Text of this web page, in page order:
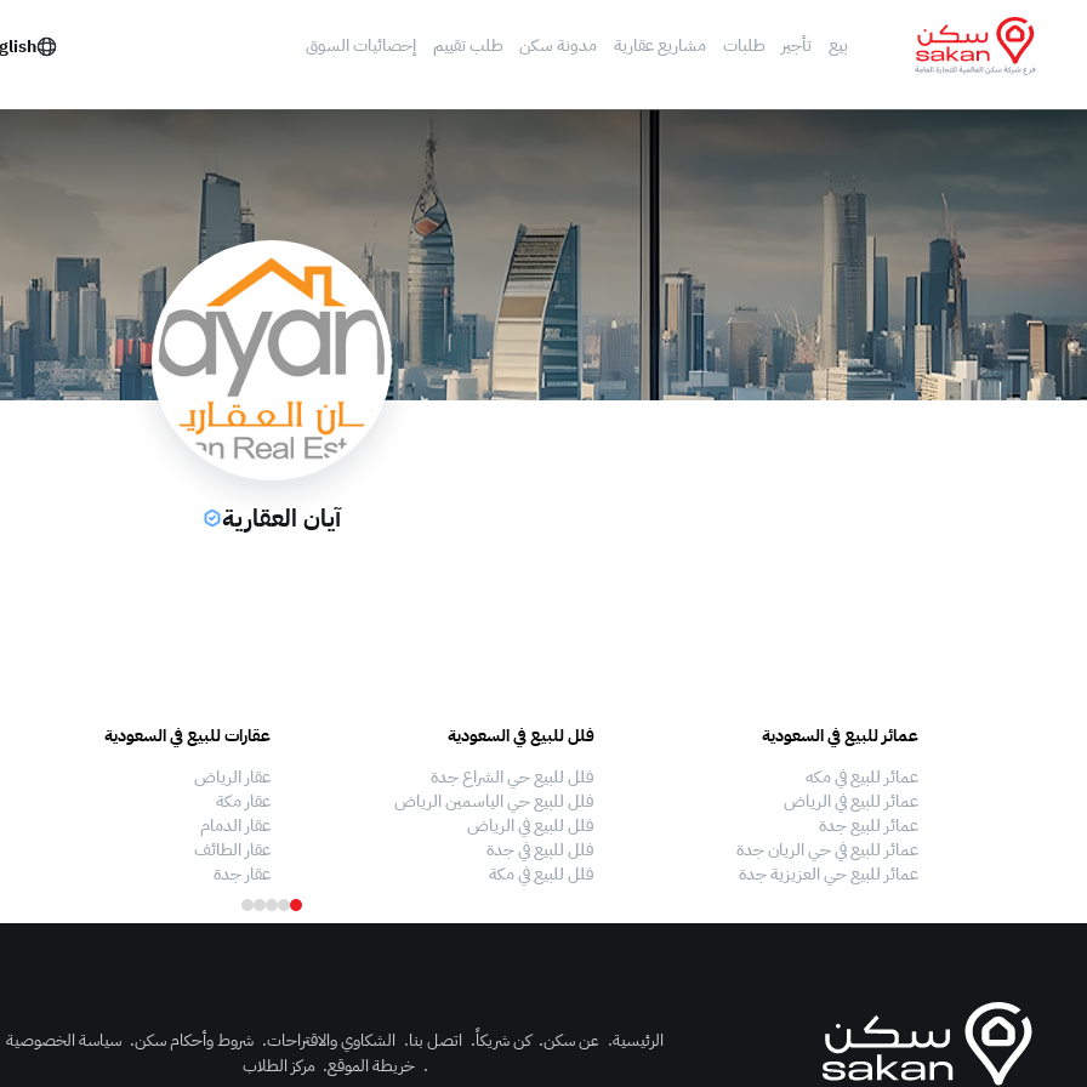
بيع تأجير طلبات مشاريع عقارية مدونة سكن طلب تقييم إحصائيات السوق
آيان العقارية
عمائر للبيع في السعودية
عمائر للبيع في مكه
عمائر للبيع في الرياض
عمائر للبيع جدة
عمائر للبيع في حي الريان جدة
عمائر للبيع حي العزيزية جدة
فلل للبيع في السعودية
فلل للبيع حي الشراع جدة
فلل للبيع حي الياسمين الرياض
فلل للبيع في الرياض
فلل للبيع في جدة
فلل للبيع في مكة
عقارات للبيع في السعودية
عقار الرياض
عقار مكة
عقار الدمام
عقار الطائف
عقار جدة
الرئيسية. عن سكن. كن شريكاً. اتصل بنا. الشكاوي والاقتراحات. شروط وأحكام سكن. سياسة الخصوصية
. خريطة الموقع. مركز الطلاب